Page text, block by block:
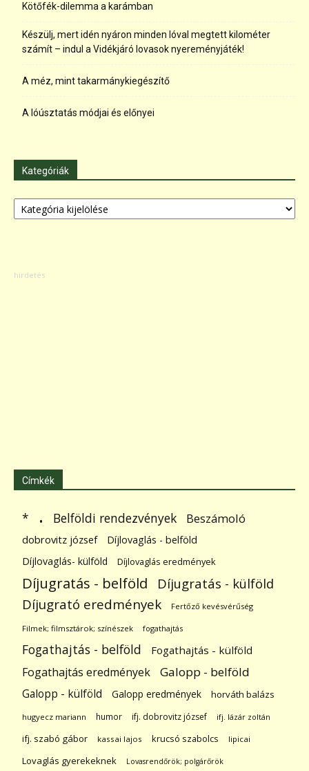
Kötőfék-dilemma a karámban
Készülj, mert idén nyáron minden lóval megtett kilométer
számít – indul a Vidékjáró lovasok nyereményjáték!
A méz, mint takarmánykiegészítő
A lóúsztatás módjai és előnyei
Kategóriák
Kategóriák
Címkék
* . Belföldi rendezvények Beszámoló
dobrovitz józsef
Díjlovaglás - belföld
Díjlovaglás- külföld
Díjlovaglás eredmények
Díjugratás - belföld Díjugratás - külföld
Díjugrató eredmények Fertőző kevésvérűség
Filmek; filmsztárok; színészek fogathajtás
Fogathajtás - belföld Fogathajtás - külföld
Fogathajtás eredmények Galopp - belföld
Galopp - külföld Galopp eredmények horváth balázs
hugyecz mariann humor ifj. dobrovitz józsef ifj. lázár zoltán
ifj. szabó gábor kassai lajos krucsó szabolcs lipicai
Lovaglás gyerekeknek Lovasrendőrök; polgárőrök